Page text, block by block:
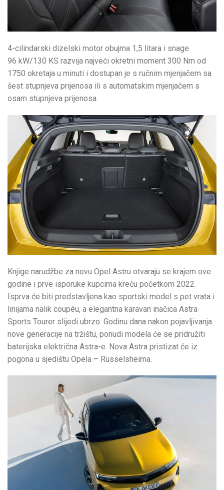
4-cilindarski dizelski motor obujma 1,5 litara i snage
96 kW/130 KS razvija najveći okretni moment 300 Nm od
1750 okretaja u minuti i dostupan je s ručnim mjenjačem sa
šest stupnjeva prijenosa ili s automatskim mjenjačem s
osam stupnjeva prijenosa.
Knjige narudžbe za novu Opel Astru otvaraju se krajem ove
godine i prve isporuke kupcima kreću početkom 2022.
Isprva će biti predstavljena kao sportski model s pet vrata i
linijama nalik coupéu, a elegantna karavan inačica Astra
Sports Tourer slijedi ubrzo. Godinu dana nakon pojavljivanja
nove generacije na tržištu, ponudi modela će se pridružiti
baterijska električna Astra-e. Nova Astra pristizat će iz
pogona u sjedištu Opela – Rüsselsheima.